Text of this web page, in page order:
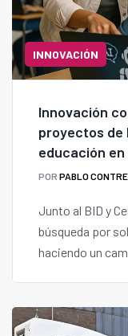
INNOVACIÓN
Innovación
proyectos de
educación
POR PABLO
Junto al BID y
búsqueda por
haciendo un